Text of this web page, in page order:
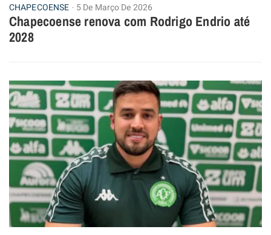
CHAPECOENSE 5 De Março De 2026
Chapecoense renova com Rodrigo Endrio até
2028